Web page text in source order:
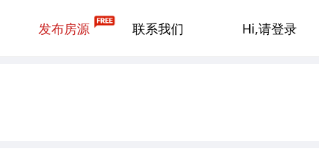
Hi,请登录
发布房源 联系我们